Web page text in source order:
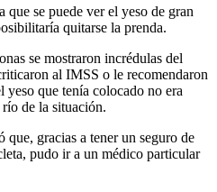
se puede ver el yeso de gran
quitarse la prenda.
se mostraron incrédulas del
al IMSS o le recomendaron
yeso que tenía colocado no era
de la situación.
que, gracias a tener un seguro de
pudo ir a un médico particular